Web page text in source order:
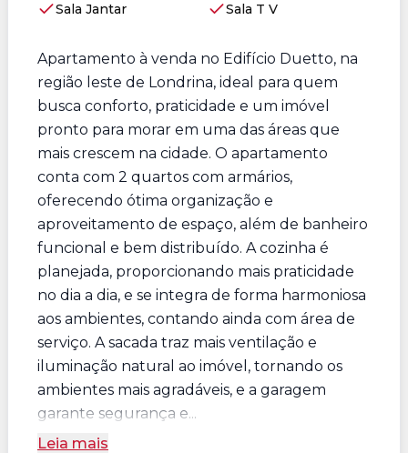
Sala Jantar Sala T V
Apartamento à venda no Edifício Duetto, na
região leste de Londrina, ideal para quem
busca conforto, praticidade e um imóvel
pronto para morar em uma das áreas que
mais crescem na cidade. O apartamento
conta com 2 quartos com armários,
oferecendo ótima organização e
aproveitamento de espaço, além de banheiro
funcional e bem distribuído. A cozinha é
planejada, proporcionando mais praticidade
no dia a dia, e se integra de forma harmoniosa
aos ambientes, contando ainda com área de
serviço. A sacada traz mais ventilação e
iluminação natural ao imóvel, tornando os
ambientes mais agradáveis, e a garagem
garante segurança e...
Leia mais